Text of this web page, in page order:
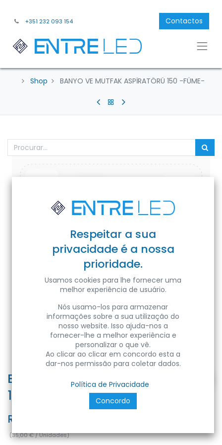
+351 232 093 154 Contactos
Shop BANYO VE MUTFAK ASPİRATÖRÜ 150 -FÜME-
BANYO VE MUTFAK ASPİRATÖRÜ
150 -FÜME-
Ref:
(35,00€/Unidades)
Respeitar a sua
privacidade é a nossa
prioridade.
Usamos cookies para lhe fornecer uma
melhor experiência de usuário.
Nós usamo-los para armazenar
informações sobre a sua utilização do
nosso website. Isso ajuda-nos a
fornecer-lhe a melhor experiência e
personalizar o que vê.
Ao clicar ao clicar em concordo esta a
dar-nos permissão para coletar dados.
Política de Privacidade
Concordo